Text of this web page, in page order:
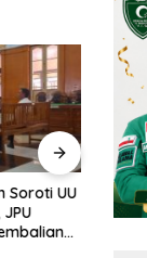
Soroti UU